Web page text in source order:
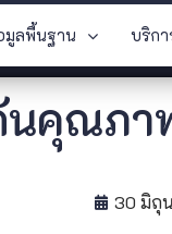
มูลพื้นฐาน บริก
นคุณภา
30 มิถุ